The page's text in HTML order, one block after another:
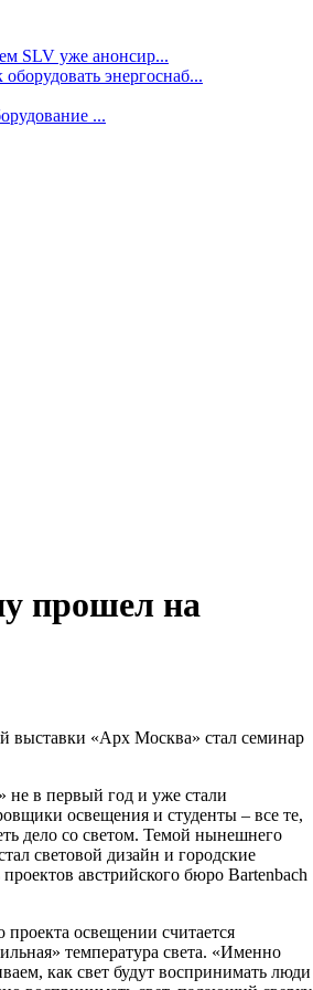
SLV уже анонсир...
энергоснаб...
...
прошел на
«Арх Москва» стал семинар
не в первый год и уже стали
освещения и студенты – все те,
дело со светом. Темой нынешнего
световой дизайн и городские
австрийского бюро Bartenbach
проекта освещении считается
температура света. «Именно
как свет будут воспринимать люди